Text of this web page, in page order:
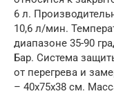
6 л.
10,6 л/мин.
диапазоне 35-90
Бар. Система
от перегрева и
– 40х75х38 см.